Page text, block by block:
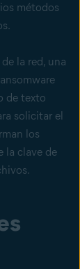
métodos
.
la red, una
de texto
solicitar el
los
la clave de